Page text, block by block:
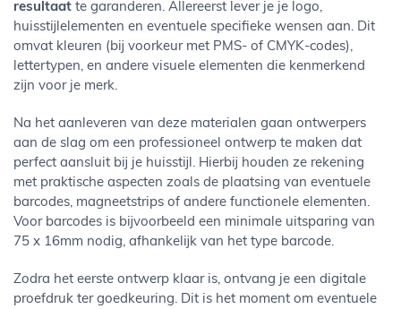
resultaat te garanderen. Allereerst lever je je logo,
huisstijlelementen en eventuele specifieke wensen aan. Dit
omvat kleuren (bij voorkeur met PMS- of CMYK-codes),
lettertypen, en andere visuele elementen die kenmerkend
zijn voor je merk.
Na het aanleveren van deze materialen gaan ontwerpers
aan de slag om een professioneel ontwerp te maken dat
perfect aansluit bij je huisstijl. Hierbij houden ze rekening
met praktische aspecten zoals de plaatsing van eventuele
barcodes, magneetstrips of andere functionele elementen.
Voor barcodes is bijvoorbeeld een minimale uitsparing van
75 x 16mm nodig, afhankelijk van het type barcode.
Zodra het eerste ontwerp klaar is, ontvang je een digitale
proefdruk ter goedkeuring. Dit is het moment om eventuele